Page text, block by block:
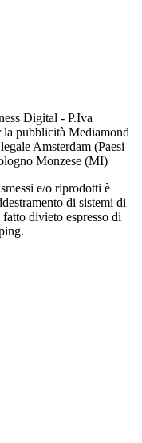
Digital - P.Iva
pubblicità Mediamond
Amsterdam (Paesi
Monzese (MI)
e/o riprodotti è
di sistemi di
divieto espresso di